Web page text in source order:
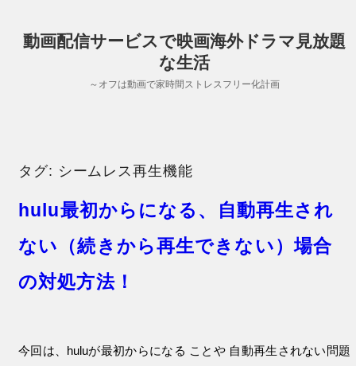
動画配信サービスで映画海外ドラマ見放題
な生活
～オフは動画で家時間ストレスフリー化計画
タグ: シームレス再生機能
hulu最初からになる、自動再生され
ない（続きから再生できない）場合
の対処方法！
今回は、huluが最初からになる ことや 自動再生されない問題